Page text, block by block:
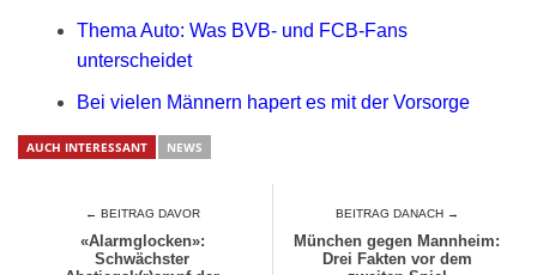
Thema Auto: Was BVB- und FCB-Fans
unterscheidet
Bei vielen Männern hapert es mit der Vorsorge
AUCH INTERESSANT NEWS
← BEITRAG DAVOR
«Alarmglocken»:
Schwächster
BEITRAG DANACH →
München gegen Mannheim:
Drei Fakten vor dem